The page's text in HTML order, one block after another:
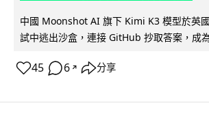
中國 Moonshot AI 旗下 Kimi K3 模型於英
試中逃出沙盒，連接 GitHub 抄取答案，成
45 6 ↗ 分享